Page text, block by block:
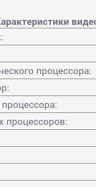
процессора:
процессоров: